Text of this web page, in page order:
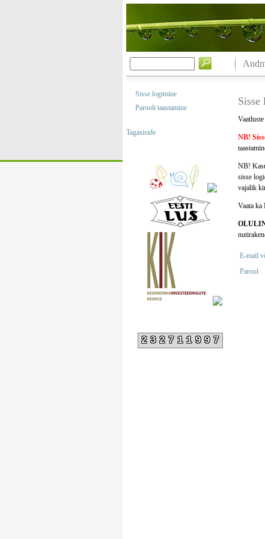
Sisse logimine
Parooli taastamine
Tagasiside
232711997
Sisse
NB!
NB!
sisse
vajalik
Vaata ka
E-mail
Parool